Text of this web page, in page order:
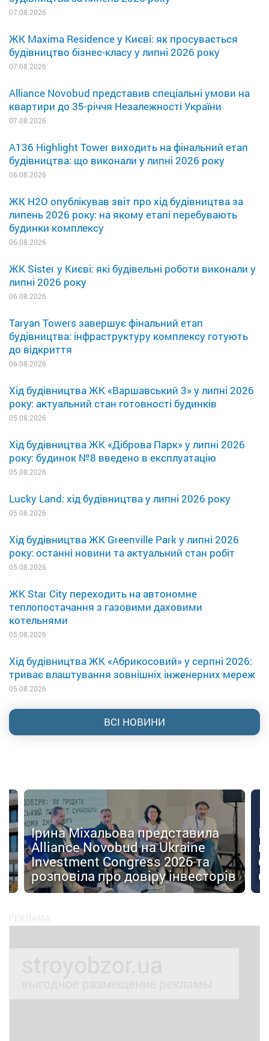
07.08.2026
ЖК Maxima Residence у Києві: як просувається
будівництво бізнес-класу у липні 2026 року
07.08.2026
Alliance Novobud представив спеціальні умови на
квартири до 35-річчя Незалежності України
07.08.2026
A136 Highlight Tower виходить на фінальний етап
будівництва: що виконали у липні 2026 року
06.08.2026
ЖК H2O опублікував звіт про хід будівництва за
липень 2026 року: на якому етапі перебувають
будинки комплексу
06.08.2026
ЖК Sister у Києві: які будівельні роботи виконали у
липні 2026 року
06.08.2026
Taryan Towers завершує фінальний етап
будівництва: інфраструктуру комплексу готують
до відкриття
06.08.2026
Хід будівництва ЖК «Варшавський 3» у липні 2026
року: актуальний стан готовності будинків
05.08.2026
Хід будівництва ЖК «Діброва Парк» у липні 2026
року: будинок №8 введено в експлуатацію
05.08.2026
Lucky Land: хід будівництва у липні 2026 року
05.08.2026
Хід будівництва ЖК Greenville Park у липні 2026
року: останні новини та актуальний стан робіт
05.08.2026
ЖК Star City переходить на автономне
теплопостачання з газовими даховими
котельнями
05.08.2026
Хід будівництва ЖК «Абрикосовий» у серпні 2026:
триває влаштування зовнішніх інженерних мереж
05.08.2026
ВСІ НОВИНИ
Ірина Міхальова представила
Alliance Novobud на Ukraine
Investment Congress 2026 та
розповіла про довіру інвесторів